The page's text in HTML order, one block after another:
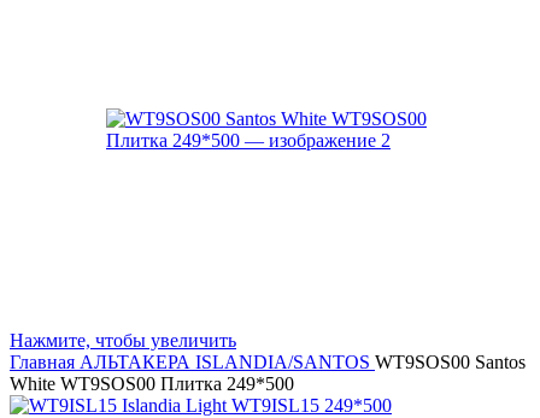
Нажмите, чтобы увеличить
Главная АЛЬТАКЕРА ISLANDIA/SANTOS WT9SOS00 Santos
White WT9SOS00 Плитка 249*500